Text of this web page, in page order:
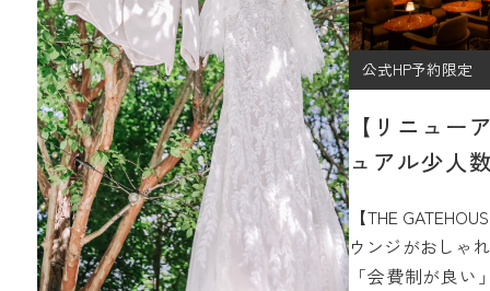
公式HP予約限定
【リニュ
ュアル少人
【THE
ウンジがおしゃ
「会費制が良